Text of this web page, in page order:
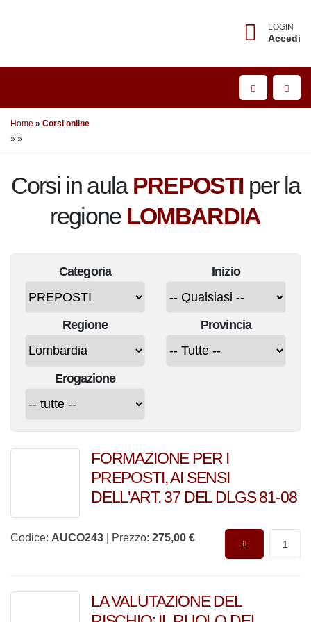
LOGIN
Accedi
Home
Corsi online
» »
Corsi in aula PREPOSTIper la
regione LOMBARDIA
Categoria Inizio
Regione Provincia
Erogazione
FORMAZIONE PER I
PREPOSTI, AI SENSI
DELL'ART. 37 DEL DLGS 81-08
Codice: AUCO243 | Prezzo: 275,00 €
LA VALUTAZIONE DEL